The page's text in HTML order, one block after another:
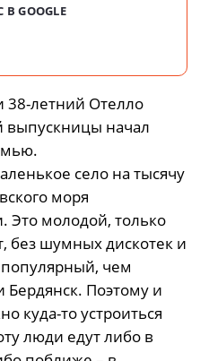
GOOGLE
38-летний Отелло
выпускницы начал
село на тысячу
моря
Это молодой, только
без шумных дискотек и
чем
Бердянск. Поэтому и
куда-то устроиться
люди едут либо в